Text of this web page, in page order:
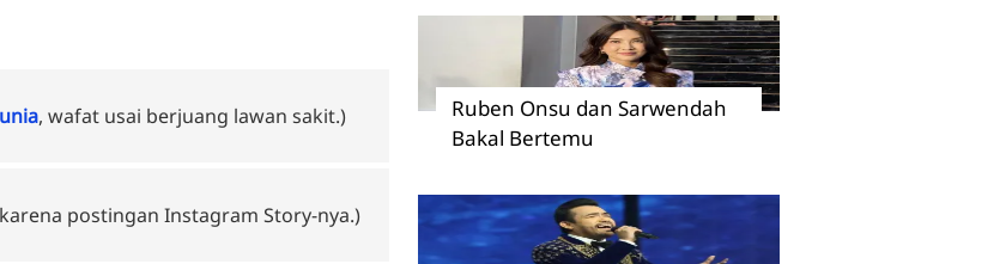
, wafat usai berjuang lawan sakit.)
karena postingan Instagram Story-nya.)
Ruben Onsu dan Sarwendah
Bakal Bertemu